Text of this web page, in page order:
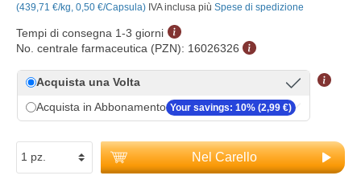
(439,71 €/kg, 0,50 €/Capsula) IVA inclusa più Spese di spedizione
Tempi di consegna 1-3 giorni
No. centrale farmaceutica (PZN): 16026326
Acquista una Volta
Acquista in Abbonamento Your savings: 10% (2,99 €)
Nel Carello